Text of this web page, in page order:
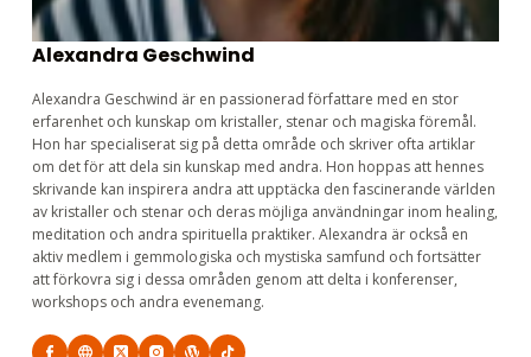
Alexandra Geschwind
Alexandra Geschwind är en passionerad författare med en stor
erfarenhet och kunskap om kristaller, stenar och magiska föremål.
Hon har specialiserat sig på detta område och skriver ofta artiklar
om det för att dela sin kunskap med andra. Hon hoppas att hennes
skrivande kan inspirera andra att upptäcka den fascinerande världen
av kristaller och stenar och deras möjliga användningar inom healing,
meditation och andra spirituella praktiker. Alexandra är också en
aktiv medlem i gemmologiska och mystiska samfund och fortsätter
att förkovra sig i dessa områden genom att delta i konferenser,
workshops och andra evenemang.